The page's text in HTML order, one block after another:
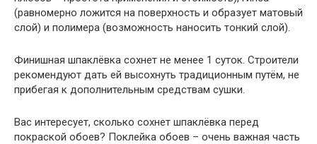
(равномерно ложится на поверхность и образует матовый
слой) и полимера (возможность наносить тонкий слой).
Финишная шпаклёвка сохнет не менее 1 суток. Строители
рекомендуют дать ей высохнуть традиционным путём, не
прибегая к дополнительным средствам сушки.
Вас интересует, сколько сохнет шпаклёвка перед
покраской обоев? Поклейка обоев – очень важная часть